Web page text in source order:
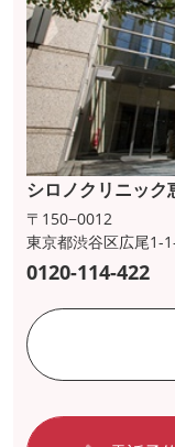
シロノクリニック
〒150−0012
東京都渋谷区広尾1-
0120-114-422